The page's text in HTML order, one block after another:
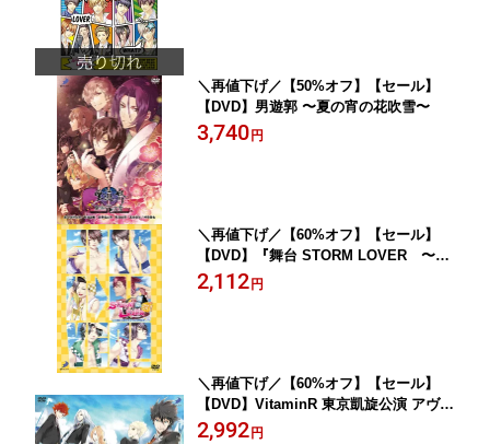
＼再値下げ／【50%オフ】【セール】
【DVD】男遊郭 〜夏の宵の花吹雪〜
3,740 円
＼再値下げ／【60%オフ】【セール】
【DVD】『舞台 STORM LOVER 〜波
打ち際の王子SUMMER 改！〜』
2,112 円
＼再値下げ／【60%オフ】【セール】
【DVD】VitaminR 東京凱旋公演 アヴニ
ール組曲
2,992 円